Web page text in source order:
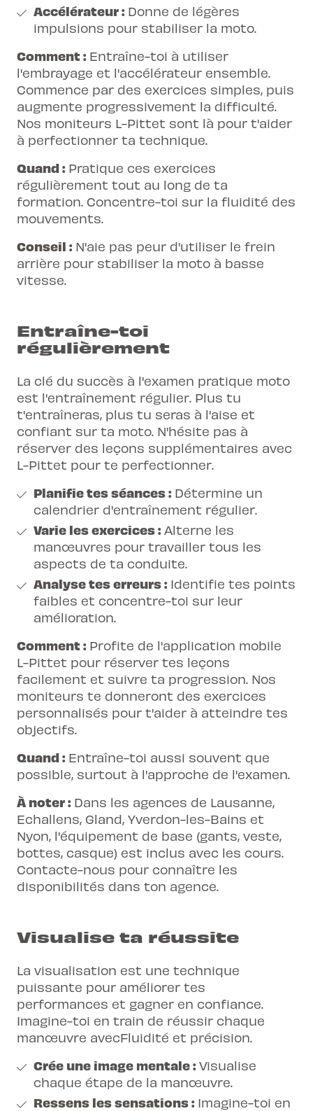
Accélérateur : Donne de légères
impulsions pour stabiliser la moto.
Comment : Entraîne-toi à utiliser
l'embrayage et l'accélérateur ensemble.
Commence par des exercices simples, puis
augmente progressivement la difficulté.
Nos moniteurs L-Pittet sont là pour t'aider
à perfectionner ta technique.
Quand : Pratique ces exercices
régulièrement tout au long de ta
formation. Concentre-toi sur la fluidité des
mouvements.
Conseil : N'aie pas peur d'utiliser le frein
arrière pour stabiliser la moto à basse
vitesse.
Entraîne-toi
régulièrement
La clé du succès à l'examen pratique moto
est l'entraînement régulier. Plus tu
t'entraîneras, plus tu seras à l'aise et
confiant sur ta moto. N'hésite pas à
réserver des leçons supplémentaires avec
L-Pittet pour te perfectionner.
Planifie tes séances : Détermine un
calendrier d'entraînement régulier.
Varie les exercices : Alterne les
manœuvres pour travailler tous les
aspects de ta conduite.
Analyse tes erreurs : Identifie tes points
faibles et concentre-toi sur leur
amélioration.
Comment : Profite de l'application mobile
L-Pittet pour réserver tes leçons
facilement et suivre ta progression. Nos
moniteurs te donneront des exercices
personnalisés pour t'aider à atteindre tes
objectifs.
Quand : Entraîne-toi aussi souvent que
possible, surtout à l'approche de l'examen.
À noter : Dans les agences de Lausanne,
Echallens, Gland, Yverdon-les-Bains et
Nyon, l'équipement de base (gants, veste,
bottes, casque) est inclus avec les cours.
Contacte-nous pour connaître les
disponibilités dans ton agence.
Visualise ta réussite
La visualisation est une technique
puissante pour améliorer tes
performances et gagner en confiance.
Imagine-toi en train de réussir chaque
manœuvre avecFluidité et précision.
Crée une image mentale : Visualise
chaque étape de la manœuvre.
Ressens les sensations : Imagine-toi en